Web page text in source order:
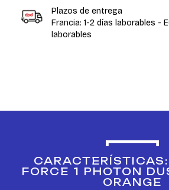
Plazos de entrega
Francia: 1-2 días laborables -
laborables
FORCE 1 PHOTON
ORANGE